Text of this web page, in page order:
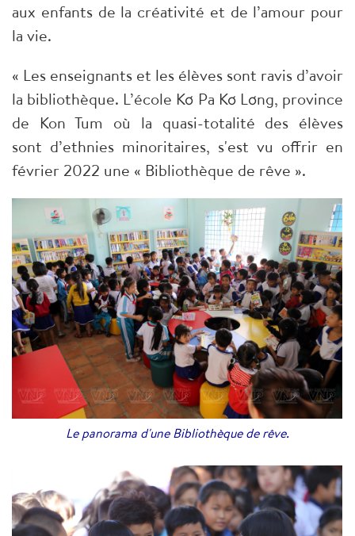
aux enfants de la créativité et de l’amour pour
la vie.
« Les enseignants et les élèves sont ravis d’avoir
la bibliothèque. L’école Kơ Pa Kơ Lơng, province
de Kon Tum où la quasi-totalité des élèves
sont d’ethnies minoritaires, s'est vu offrir en
février 2022 une « Bibliothèque de rêve ».
Le panorama d'une Bibliothèque de rêve.